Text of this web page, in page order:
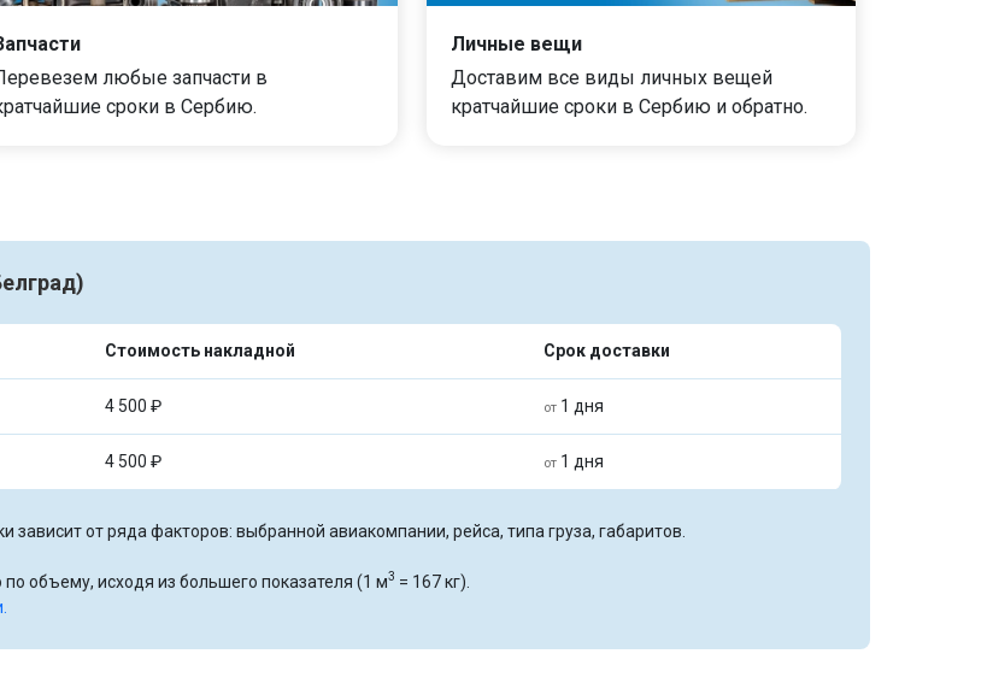
любые запчасти в
сроки в Сербию.
Личные вещи
Доставим все виды личных вещей
кратчайшие сроки в Сербию и обратно.
Стоимость накладной Срок доставки
4 500 ₽ от 1 дня
4 500 ₽ от 1 дня
от ряда факторов: выбранной авиакомпании, рейса, типа груза, габаритов.
объему, исходя из большего показателя (1 м3 = 167 кг).